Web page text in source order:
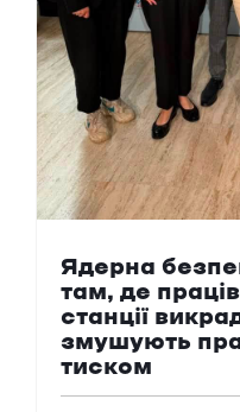
Ядерна
там, де
станції
змушують
тиском